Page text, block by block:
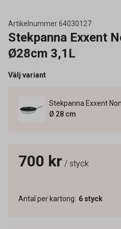
Artikelnummer64030127
Stekpanna Exxent
Ø28cm 3,1L
Välj variant
Ø 28 cm
700 kr / styck
Antal per kartong: 6 styck